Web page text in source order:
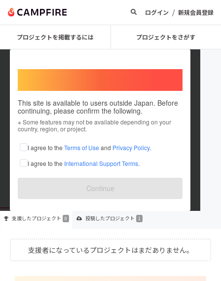
ログイン / 新規会員登録
プロジェクトを掲載するには プロジェクトをさがす
This site is available to users outside Japan. Before
continuing, please confirm the following.
※ Some features may not be available depending on your
country, region, or project.
I agree to the Terms of Use and Privacy Policy.
I agree to the International Support Terms.
Continue
Dozle
これまでに1件のプロジェクトを投稿しています
在住国：未設定
出身国：未設定
支援したプロジェクト 0 投稿したプロジェクト 1
支援者になっているプロジェクトはまだありません。